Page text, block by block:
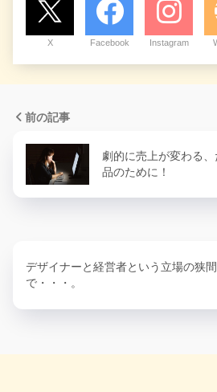
X Facebook Instagram
前の記事
劇的に売上が変わる
品のために！
デザイナーと経営者という立場の狭間
で・・・。